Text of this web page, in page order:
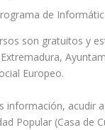
de
son gratuitos y
Extremadura,
Europeo.
información, acudir
Popular (Casa de